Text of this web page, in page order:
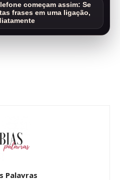
começam assim: Se
frases em uma ligação,
Palavras